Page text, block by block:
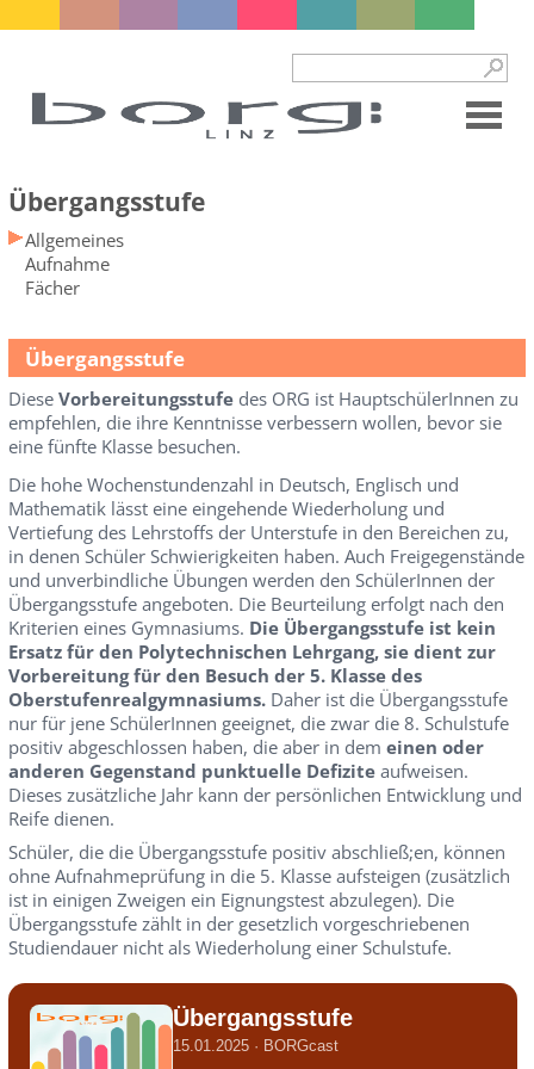
Übergangsstufe
Allgemeines
Aufnahme
Fächer
Übergangsstufe
Diese Vorbereitungsstufedes ORG ist HauptschülerInnen zu
empfehlen, die ihre Kenntnisse verbessern wollen, bevor sie
eine fünfte Klasse besuchen.
Die hohe Wochenstundenzahl in Deutsch, Englisch und
Mathematik lässt eine eingehende Wiederholung und
Vertiefung des Lehrstoffs der Unterstufe in den Bereichen zu,
in denen Schüler Schwierigkeiten haben. Auch Freigegenstände
und unverbindliche Übungen werden den SchülerInnen der
Übergangsstufe angeboten. Die Beurteilung erfolgt nach den
Kriterien eines Gymnasiums. Die Übergangsstufe ist kein
Ersatz für den Polytechnischen Lehrgang, sie dient zur
Vorbereitung für den Besuch der 5. Klasse des
Oberstufenrealgymnasiums.Daher ist die Übergangsstufe
nur für jene SchülerInnen geeignet, die zwar die 8. Schulstufe
positiv abgeschlossen haben, die aber in dem einen oder
anderen Gegenstand punktuelle Defiziteaufweisen.
Dieses zusätzliche Jahr kann der persönlichen Entwicklung und
Reife dienen.
Schüler, die die Übergangsstufe positiv abschließ;en, können
ohne Aufnahmeprüfung in die 5. Klasse aufsteigen (zusätzlich
ist in einigen Zweigen ein Eignungstest abzulegen). Die
Übergangsstufe zählt in der gesetzlich vorgeschriebenen
Studiendauer nicht als Wiederholung einer Schulstufe.
Übergangsstufe
15.01.2025 · BORGcast